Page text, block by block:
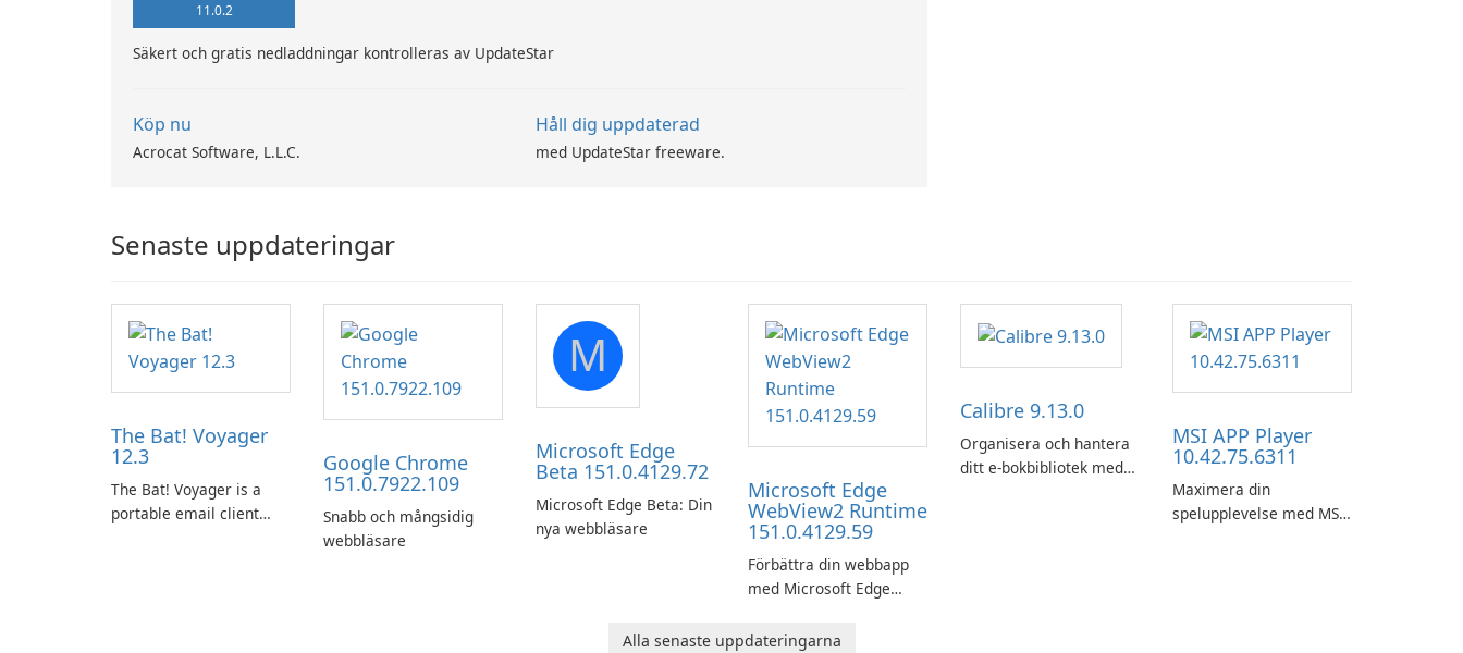
11.0.2
Säkert och gratis nedladdningar kontrolleras av UpdateStar
Köp nu
Acrocat Software, L.L.C.
Håll dig uppdaterad
med UpdateStar freeware.
Senaste uppdateringar
The Bat! Voyager
12.3
The Bat! Voyager is a
portable email client
Google Chrome
151.0.7922.109
Snabb och mångsidig
webbläsare
M
Microsoft Edge
Beta 151.0.4129.72
Microsoft Edge Beta: Din
nya webbläsare
Microsoft Edge
WebView2 Runtime
151.0.4129.59
Förbättra din webbapp
med Microsoft Edge
Calibre 9.13.0
Organisera och hantera
ditt e-bokbibliotek med
MSI APP Player
10.42.75.6311
Maximera din
spelupplevelse med MSI
Alla senaste uppdateringarna